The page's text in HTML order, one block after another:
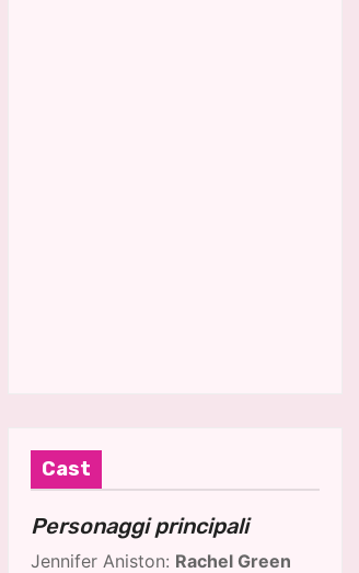
Cast
Personaggi principali
Jennifer Aniston: Rachel Green